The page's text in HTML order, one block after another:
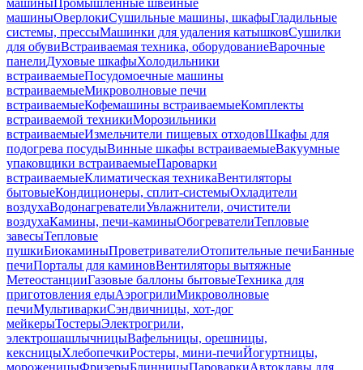
машиныПромышленные швейные
машиныОверлокиСушильные машины, шкафыГладильные
системы, прессыМашинки для удаления катышковСушилки
для обувиВстраиваемая техника, оборудованиеВарочные
панелиДуховые шкафыХолодильники
встраиваемыеПосудомоечные машины
встраиваемыеМикроволновые печи
встраиваемыеКофемашины встраиваемыеКомплекты
встраиваемой техникиМорозильники
встраиваемыеИзмельчители пищевых отходовШкафы для
подогрева посудыВинные шкафы встраиваемыеВакуумные
упаковщики встраиваемыеПароварки
встраиваемыеКлиматическая техникаВентиляторы
бытовыеКондиционеры, сплит-системыОхладители
воздухаВодонагревателиУвлажнители, очистители
воздухаКамины, печи-каминыОбогревателиТепловые
завесыТепловые
пушкиБиокаминыПроветривателиОтопительные печиБанные
печиПорталы для каминовВентиляторы вытяжные
МетеостанцииГазовые баллоны бытовыеТехника для
приготовления едыАэрогрилиМикроволновые
печиМультиваркиСэндвичницы, хот-дог
мейкерыТостерыЭлектрогрили,
электрошашлычницыВафельницы, орешницы,
кексницыХлебопечкиРостеры, мини-печиЙогуртницы,
мороженицыФризерыБлинницыПароваркиАвтоклавы для